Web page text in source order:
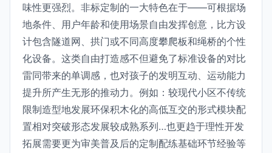
味性更强烈。非标定制的一大特色在于——可根据场
地条件、用户年龄和使用场景自由发挥创意，比方设
计包含隧道网、拱门或不同高度攀爬板和绳桥的个性
化设备。这类自由打造感不但避免了标准设备的对比
雷同带来的单调感，也对孩子的发明互动、运动能力
提升所产生无形的推动力。例如：较现代小区不传统
限制造型地发展环保积木化的高低互交的形式模块配
置相对突破形态发展较成熟系列…也更趋于理性开发
拓展需要更为审美普及后的定制配练基础环节经验等